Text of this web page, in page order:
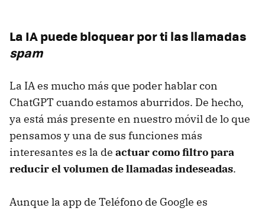
La IA puede bloquear por ti las llamadas
spam
La IA es mucho más que poder hablar con
ChatGPT cuando estamos aburridos. De hecho,
ya está más presente en nuestro móvil de lo que
pensamos y una de sus funciones más
interesantes es la de actuar como filtro para
reducir el volumen de llamadas indeseadas.
Aunque la app de Teléfono de Google es